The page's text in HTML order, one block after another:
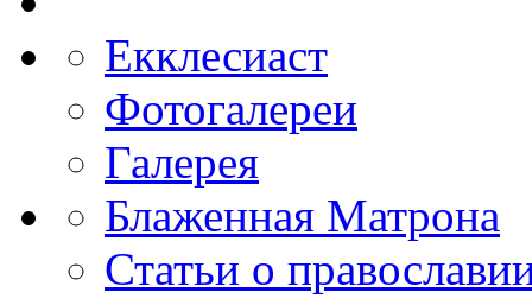
Екклесиаст
Фотогалереи
Галерея
Блаженная Матрона
Статьи о